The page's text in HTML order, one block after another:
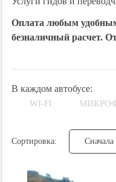
Оплата любым
безналичный расчет.
В каждом автобусе:
WI-FI
Сортировка: